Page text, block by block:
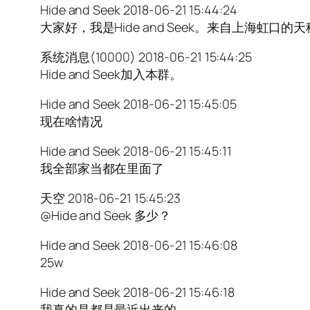
Hide and Seek 2018-06-21 15:44:24
大家好，我是Hide and Seek。来自上海虹口的
系统消息(10000) 2018-06-21 15:44:25
Hide and Seek加入本群。
Hide and Seek 2018-06-21 15:45:05
现在啥情况
Hide and Seek 2018-06-21 15:45:11
我全部家当都在里面了
天空 2018-06-21 15:45:23
@Hide and Seek 多少？
Hide and Seek 2018-06-21 15:46:08
25w
Hide and Seek 2018-06-21 15:46:18